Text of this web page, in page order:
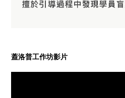
蓋洛普工作坊影片